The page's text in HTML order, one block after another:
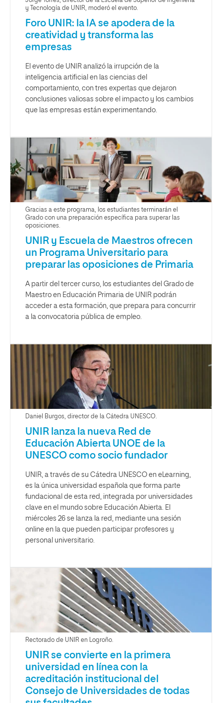
y Tecnología de UNIR, moderó el evento.
Foro UNIR: la IA se apodera de la
creatividad y transforma las
empresas
El evento de UNIR analizó la irrupción de la
inteligencia artificial en las ciencias del
comportamiento, con tres expertas que dejaron
conclusiones valiosas sobre el impacto y los cambios
que las empresas están experimentando.
Gracias a este programa, los estudiantes terminarán el
Grado con una preparación específica para superar las
oposiciones.
UNIR y Escuela de Maestros ofrecen
un Programa Universitario para
preparar las oposiciones de Primaria
A partir del tercer curso, los estudiantes del Grado de
Maestro en Educación Primaria de UNIR podrán
acceder a esta formación, que prepara para concurrir
a la convocatoria pública de empleo.
Daniel Burgos, director de la Cátedra UNESCO.
UNIR lanza la nueva Red de
Educación Abierta UNOE de la
UNESCO como socio fundador
UNIR, a través de su Cátedra UNESCO en eLearning,
es la única universidad española que forma parte
fundacional de esta red, integrada por universidades
clave en el mundo sobre Educación Abierta. El
miércoles 26 se lanza la red, mediante una sesión
online en la que pueden participar profesores y
personal universitario.
Rectorado de UNIR en Logroño.
UNIR se convierte en la primera
universidad en línea con la
acreditación institucional del
Consejo de Universidades de todas